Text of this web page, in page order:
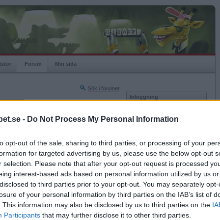
- Do Not Process My Personal Information
opt-out of the sale, sharing to third parties, or processing of your
for targeted advertising by us, please use the below opt-out
selection. Please note that after your opt-out request is processed
interest-based ads based on personal information utilized by us
to third parties prior to your opt-out. You may separately
of your personal information by third parties on the IAB’s list of
This information may also be disclosed by us to third parties on the
Participants that may further disclose it to other third parties.
Forum Min sida
Sök i forumet
Nästa sida »
2014-09-23 20:53
Inloggning
Kom ihåg mig
Glömt ditt lösenord?
Få ny aktiveringslänk
Betapet är gratis!